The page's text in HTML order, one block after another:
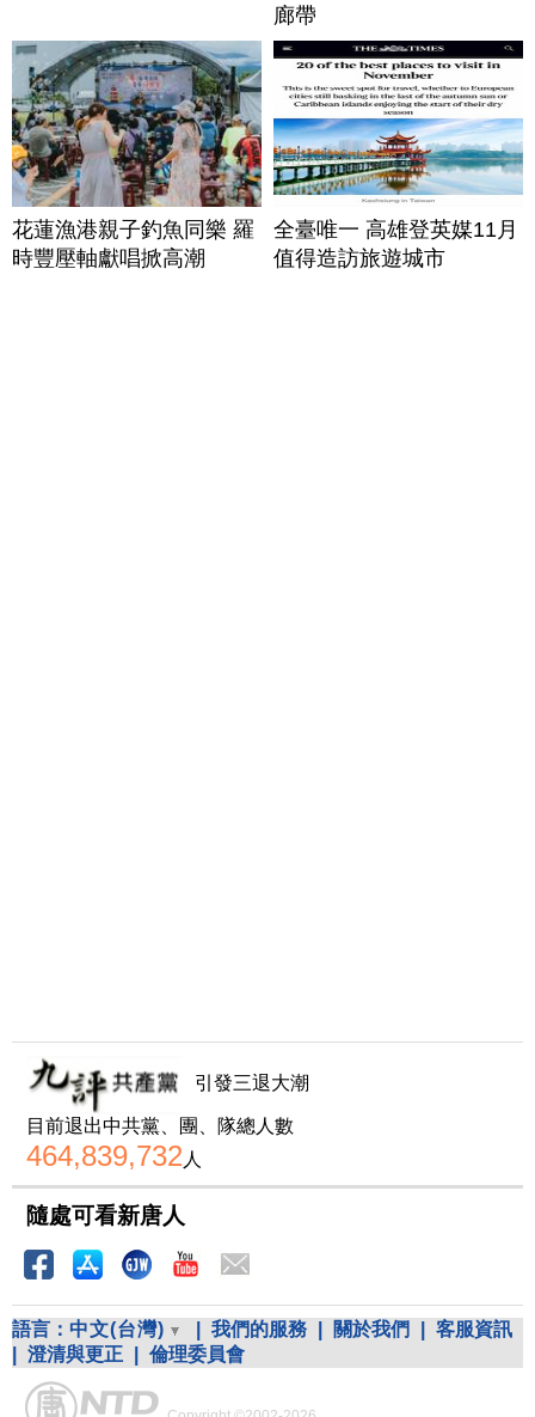
廊帶
花蓮漁港親子釣魚同樂 羅
時豐壓軸獻唱掀高潮
全臺唯一 高雄登英媒11月
值得造訪旅遊城市
引發三退大潮
目前退出中共黨、團、隊總人數
464,839,732 人
隨處可看新唐人
語言： 中文(台灣) 我們的服務 關於我們
客服資訊
澄清與更正 倫理委員會